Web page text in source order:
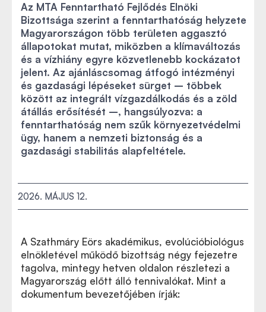
Az MTA Fenntartható Fejlődés Elnöki
Bizottsága szerint a fenntarthatóság helyzete
Magyarországon több területen aggasztó
állapotokat mutat, miközben a klímaváltozás
és a vízhiány egyre közvetlenebb kockázatot
jelent. Az ajánláscsomag átfogó intézményi
és gazdasági lépéseket sürget – többek
között az integrált vízgazdálkodás és a zöld
átállás erősítését –, hangsúlyozva: a
fenntarthatóság nem szűk környezetvédelmi
ügy, hanem a nemzeti biztonság és a
gazdasági stabilitás alapfeltétele.
2026. MÁJUS 12.
A Szathmáry Eörs akadémikus, evolúcióbiológus
elnökletével működő bizottság négy fejezetre
tagolva, mintegy hetven oldalon részletezi a
Magyarország előtt álló tennivalókat. Mint a
dokumentum bevezetőjében írják: